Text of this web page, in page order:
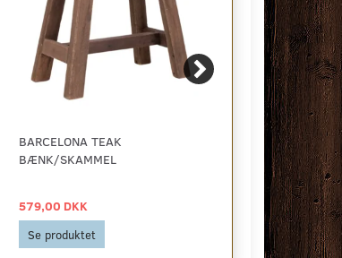
BARCELONA TEAK
BÆNK/SKAMMEL
579,00 DKK
Se produktet
INVERNESS
559,00 DKK
Se produktet